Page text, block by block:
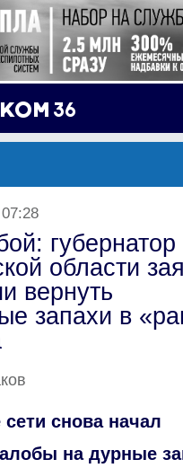
губернатор
области
вернуть
запахи в
снова начал
на дурные